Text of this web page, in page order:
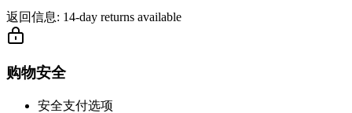
返回信息: 14-day returns available
购物安全
安全支付选项